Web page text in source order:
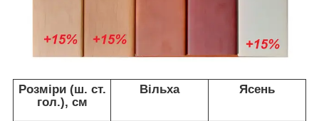
Розміри (ш. ст.
гол.), см
Вільха Ясень